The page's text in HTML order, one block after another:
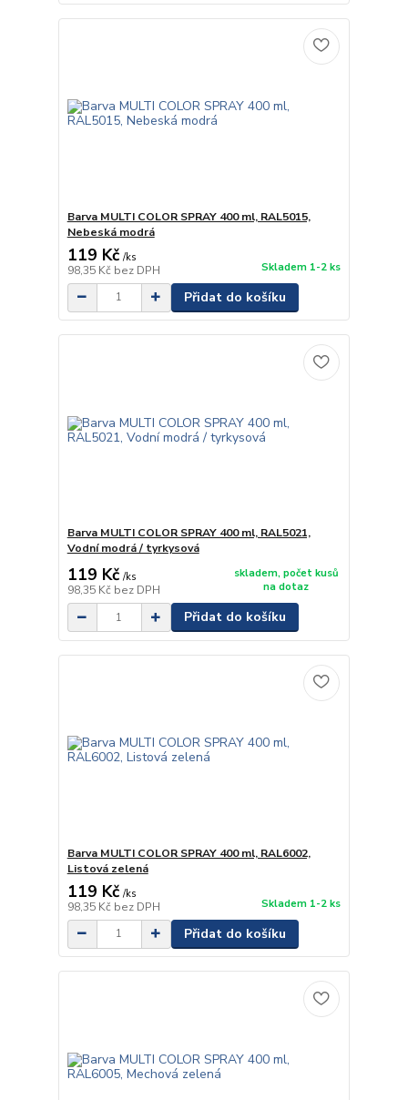
Barva MULTI COLOR SPRAY 400 ml, RAL5015,
Nebeská modrá
119 Kč /ks
98,35 Kč bez DPH Skladem 1-2 ks
Přidat do košíku
Barva MULTI COLOR SPRAY 400 ml, RAL5021,
Vodní modrá / tyrkysová
119 Kč /ks
98,35 Kč bez DPH
skladem, počet kusů
na dotaz
Přidat do košíku
Barva MULTI COLOR SPRAY 400 ml, RAL6002,
Listová zelená
119 Kč /ks
98,35 Kč bez DPH Skladem 1-2 ks
Přidat do košíku